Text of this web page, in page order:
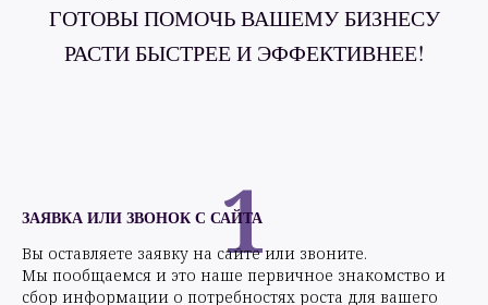
ГОТОВЫ ПОМОЧЬ ВАШЕМУ БИЗНЕСУ
РАСТИ БЫСТРЕЕ И ЭФФЕКТИВНЕЕ!
ЗАЯВКА ИЛИ ЗВОНОК С САЙТА
Вы оставляете заявку на сайте или звоните.
Мы пообщаемся и это наше первичное знакомство и
сбор информации о потребностях роста для вашего
1